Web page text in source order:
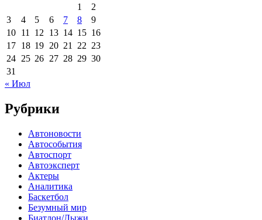
1
2
3
4 5 6 7 8
9
10 11 12 13 14 15 16
17 18 19 20 21 22 23
24 25 26 27 28 29 30
31
« Июл
Рубрики
Автоновости
Автособытия
Автоспорт
Автоэксперт
Актеры
Аналитика
Баскетбол
Безумный мир
Биатлон/Лыжи